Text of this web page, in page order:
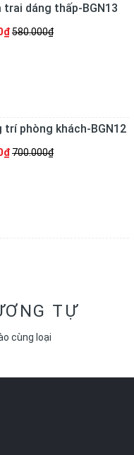
trai dáng thấp-BGN13
580.000₫
trí phòng khách-BGN12
700.000₫
TỰ
cùng loại